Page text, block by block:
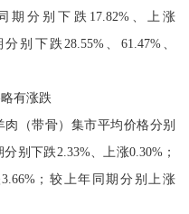
期分别下跌 17.82%、上涨
分别下跌 28.55% 61.47%、
有涨跌
（带骨）集市平均价格分别
分别下跌 2.33%、上涨0.30% ；
3.66% ；较上年同期分别上涨